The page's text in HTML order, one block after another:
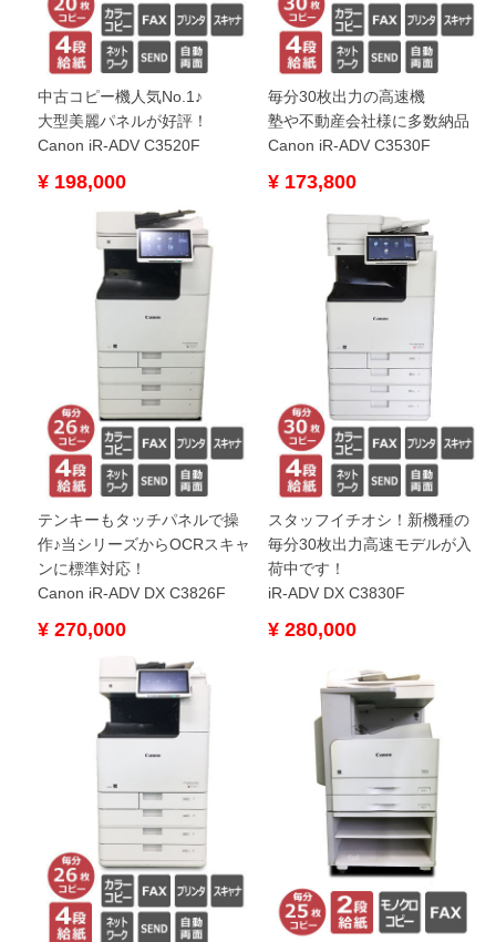
中古コピー機人気No.1♪
大型美麗パネルが好評！
Canon iR-ADV C3520F
¥ 198,000
毎分30枚出力の高速機
塾や不動産会社様に多数納品
Canon iR-ADV C3530F
¥ 173,800
テンキーもタッチパネルで操
作♪当シリーズからOCRスキャ
ンに標準対応！
Canon iR-ADV DX C3826F
¥ 270,000
スタッフイチオシ！新機種の
毎分30枚出力高速モデルが入
荷中です！
iR-ADV DX C3830F
¥ 280,000